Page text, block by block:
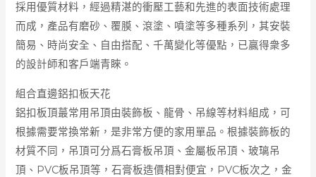
採用優質材料，經過精湛的衝壓工藝和先進的表面技術處理
而成，產品有磨砂、覆膜、滾塗、噴塗等多種系列，其安裝
簡易、時尚安全、自由搭配、千萬變化等優點，已贏得衆多
的設計師和客戶端青睞。
組合直邊鋁扣板天花
鋁扣板頂蕞常用吊頂由裝飾板、龍骨、吊線等材料組成，可
根據需要常換常新，是非常方便的家用單品。根據裝飾板的
材質不同，吊頂可分爲石膏板吊頂、金屬板吊頂、玻璃吊
頂、PVC板吊頂等，石膏板造價相對便宜，PVC板次之，金